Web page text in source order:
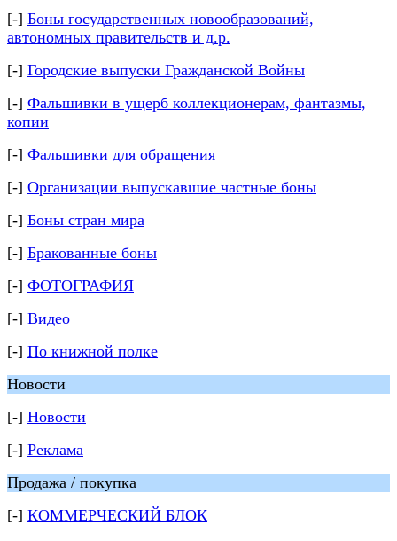
[-] Боны государственных новообразований,
автономных правительств и д.р.
[-] Городские выпуски Гражданской Войны
[-] Фальшивки в ущерб коллекционерам, фантазмы,
копии
[-] Фальшивки для обращения
[-] Организации выпускавшие частные боны
[-] Боны стран мира
[-] Бракованные боны
[-] ФОТОГРАФИЯ
[-] Видео
[-] По книжной полке
Новости
[-] Новости
[-] Реклама
Продажа / покупка
[-] КОММЕРЧЕСКИЙ БЛОК